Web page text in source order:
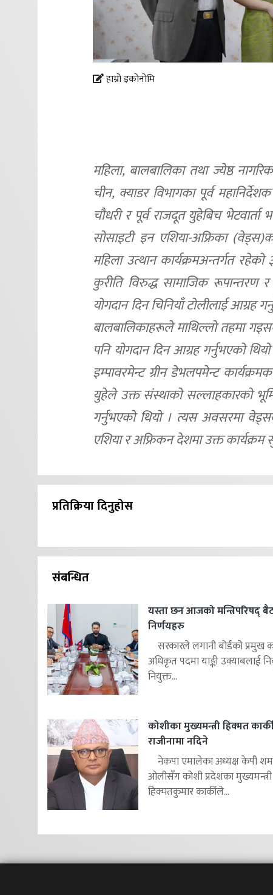
हाम्रो इकोनोमि
महिला, बालबालिका तथा ज्येष्ठ
चीन, क्याडर विभागका पूर्व
चौधरी र पूर्व राजदूत युहेबिच
सोसाइटी इन एशिया-अफ्रिका
महिला उत्थान कार्यक्रमअन्तर्गत
कुरीति विरुद्ध सामाजिक रूपान्तरण र
योगदान दिन चिनियाँ टोलीलाई आग्रह
बालबालिकाहरूले माथिल्लो तहमा
पनि योगदान दिन आग्रह गर्नुभएको
इम्पावरमेन्ट ग्रीन डेभलपमेन्ट
युहेले उक्त संस्थाको सल्लाहकारको
गर्नुभएको थियो । त्यस अवसरमा
एशिया र अफ्रिकन देशमा उक्त
प्रतिक्रिया दिनुहोस
संबन्धित
यस्ता छन आजको मन्त्रिपरिषद्
निर्णयहरु
सरकारले लगानी बोर्डको प्रमुख
अधिकृत पदमा याङ्की उक्याबलाई
नियुक्त...
कोशीका मुख्यमन्त्री हिक्मत
राजीनामा नदिने
नेकपा एमालेका अध्यक्ष केपी
ओलीसँग कोशी प्रदेशका मुख्यमन्त्री
हिक्मतकुमार कार्कीले...